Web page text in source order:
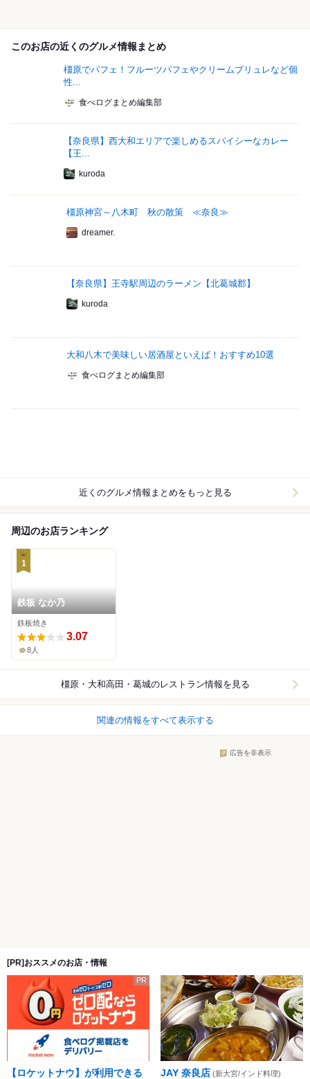
このお店の近くのグルメ情報まとめ
橿原でパフェ！フルーツパフェやクリームブリュレなど個
性...
食べログまとめ編集部
【奈良県】西大和エリアで楽しめるスパイシーなカレー
【王...
kuroda
橿原神宮～八木町 秋の散策 ≪奈良≫
dreamer.
【奈良県】王寺駅周辺のラーメン【北葛城郡】
kuroda
大和八木で美味しい居酒屋といえば！おすすめ10選
食べログまとめ編集部
近くのグルメ情報まとめをもっと見る
周辺のお店ランキング
1
鉄板 なか乃
鉄板焼き
3.07
8人
橿原・大和高田・葛城のレストラン情報を見る
関連の情報をすべて表示する
広告を非表示
[PR]おススメのお店・情報
PR
【ロケットナウ】が利用できる
JAY 奈良店 (新大宮/インド料理)